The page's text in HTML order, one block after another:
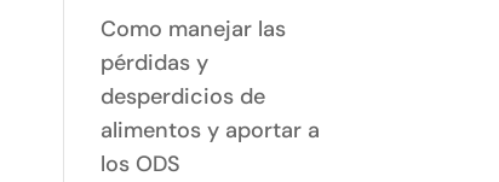
Como manejar las
pérdidas y
desperdicios de
alimentos y aportar a
los ODS